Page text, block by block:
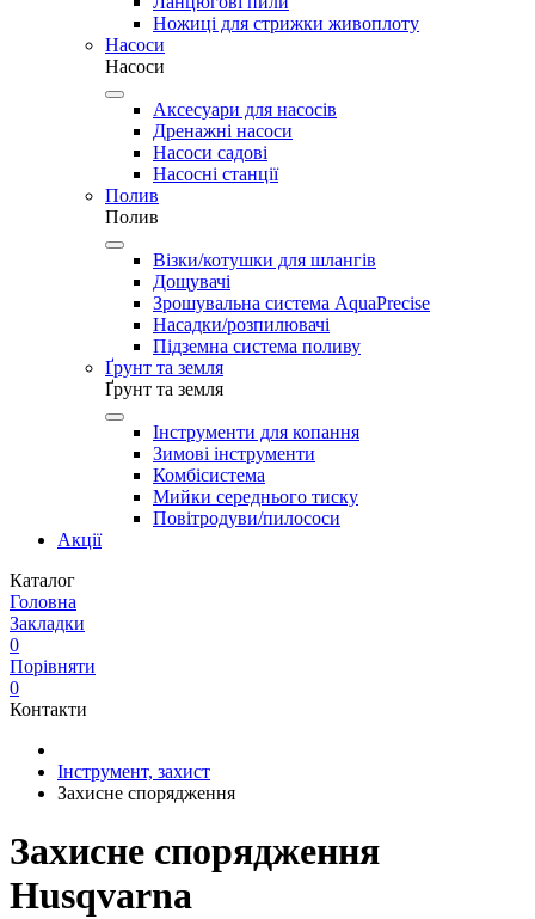
Ножиці для стрижки живоплоту
Насоси
Насоси
Аксесуари для насосів
Дренажні насоси
Насоси садові
Насосні станції
Полив
Полив
Візки/котушки для шлангів
Дощувачі
Зрошувальна система AquaPrecise
Насадки/розпилювачі
Підземна система поливу
Ґрунт та земля
Ґрунт та земля
Інструменти для копання
Зимові інструменти
Комбісистема
Мийки середнього тиску
Повітродуви/пилососи
Акції
Каталог
Головна
Закладки
0
Порівняти
0
Контакти
Інструмент, захист
Захисне спорядження
Захисне спорядження
Husqvarna